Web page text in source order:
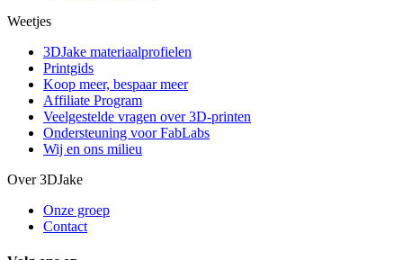
Weetjes
3DJake materiaalprofielen
Printgids
Koop meer, bespaar meer
Affiliate Program
Veelgestelde vragen over 3D-printen
Ondersteuning voor FabLabs
Wij en ons milieu
Over 3DJake
Onze groep
Contact